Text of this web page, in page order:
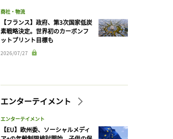
商社・物流
【フランス】政府、第3次国家低炭
素戦略決定。世界初のカーボンフ
ットプリント目標も
2026/07/27
エンターテイメント
エンターテイメント
【EU】欧州委、ソーシャルメディ